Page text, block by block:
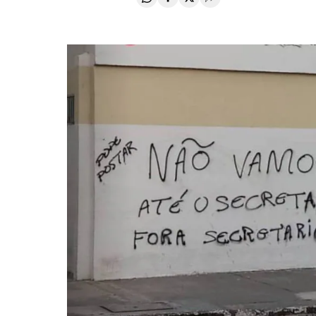
Compartir en Whatsapp
Compartir en Facebook
Compartir en Twitter
Desplegar Redes